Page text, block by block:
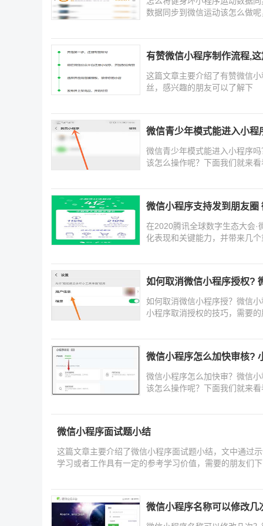
数据同步到微信运动该怎么做
有赞微信小程序制作流程,
这篇文章主要介绍了有赞微信
丝，感兴趣的朋友可以了解下
微信青少年模式能进入小程
微信青少年模式能进入小程序
该怎么操作呢？下面我们就来
微信小程序支持发到朋友圈
在2020腾讯全球数字生态大会
化表现和关键能力，并带来几
如何取消微信小程序授权?
如何取消微信小程序授？微信
小程序取消授权的技巧，需要
微信小程序怎么加快审核?
微信小程序怎么加快审？微信
该怎么操作呢？下面我们就来
微信小程序面试题小结
这篇文章主要介绍了微信小程序面试题小结，文中通过
学习或者工作具有一定的参考学习价值，需要的朋友们
微信小程序名称可以修改